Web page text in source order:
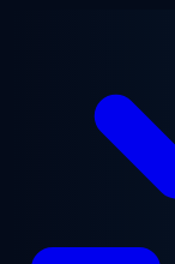
Saltar para o